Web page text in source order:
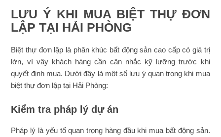
LƯU Ý KHI MUA BIỆT THỰ ĐƠN
LẬP TẠI HẢI PHÒNG
Biệt thự đơn lập là phân khúc bất động sản cao cấp có giá trị
lớn, vì vậy khách hàng cần cân nhắc kỹ lưỡng trước khi
quyết định mua. Dưới đây là một số lưu ý quan trọng khi mua
biệt thự đơn lập tại Hải Phòng:
Kiểm tra pháp lý dự án
Pháp lý là yếu tố quan trọng hàng đầu khi mua bất động sản.